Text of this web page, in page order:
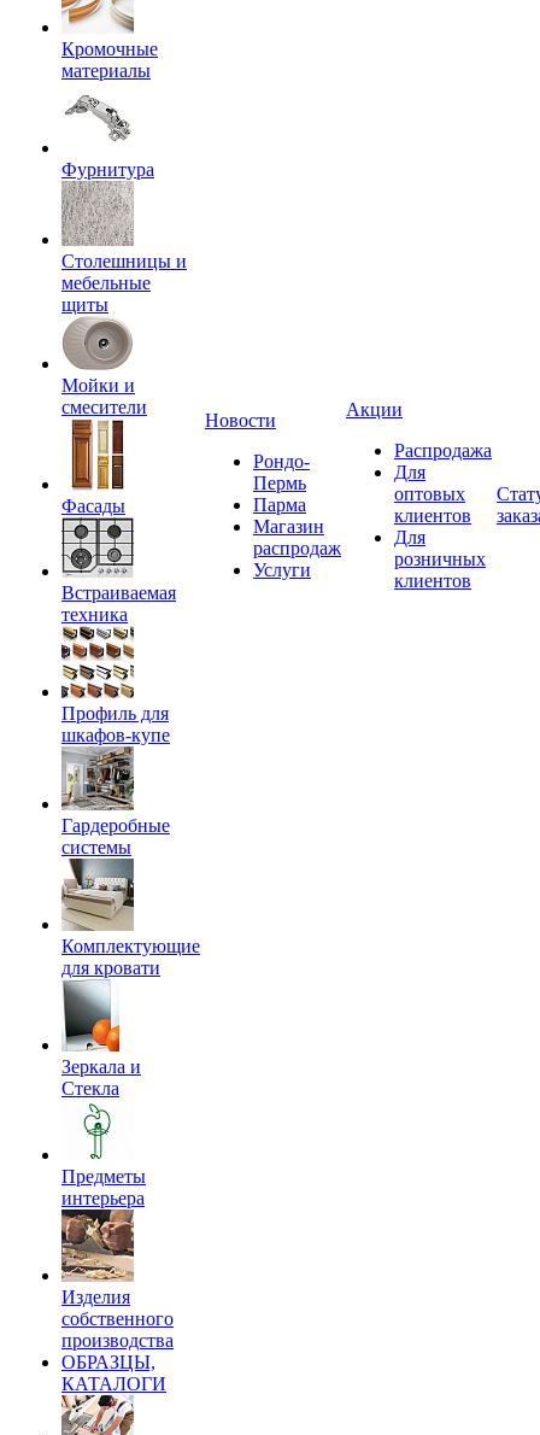
Кромочные
материалы
Фурнитура
Столешницы и
мебельные
щиты
Мойки и
смесители
Фасады
Встраиваемая
техника
Профиль для
шкафов-купе
Гардеробные
системы
Комплектующие
для кровати
Зеркала и
Стекла
Предметы
интерьера
Изделия
собственного
производства
ОБРАЗЦЫ,
КАТАЛОГИ
Новости
Рондо-
Пермь
Парма
Магазин
распродаж
Услуги
Акции
Распродажа
Для
оптовых
клиентов
Для
розничных
клиентов